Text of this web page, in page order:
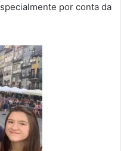
por conta da